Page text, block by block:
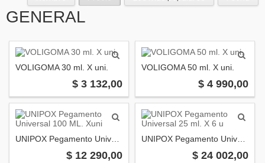
GENERAL
VOLIGOMA 30 ml. X uni.
$ 3 132,00
VOLIGOMA 50 ml. X uni.
$ 4 990,00
$ 12 290,00 $ 24 002,00